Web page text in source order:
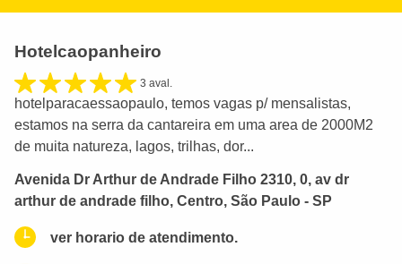
Hotelcaopanheiro
3 aval.
hotelparacaessaopaulo, temos vagas p/ mensalistas,
estamos na serra da cantareira em uma area de 2000M2
de muita natureza, lagos, trilhas, dor...
Avenida Dr Arthur de Andrade Filho 2310, 0, av dr
arthur de andrade filho, Centro, São Paulo - SP
ver horario de atendimento.